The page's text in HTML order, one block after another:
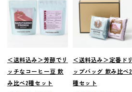
＜送料込み＞芳醇でリ
ッチなコーヒー豆 飲
み比べ2種セット
＜送料込み＞定番ドリ
ップバッグ 飲み比べ2
種セット